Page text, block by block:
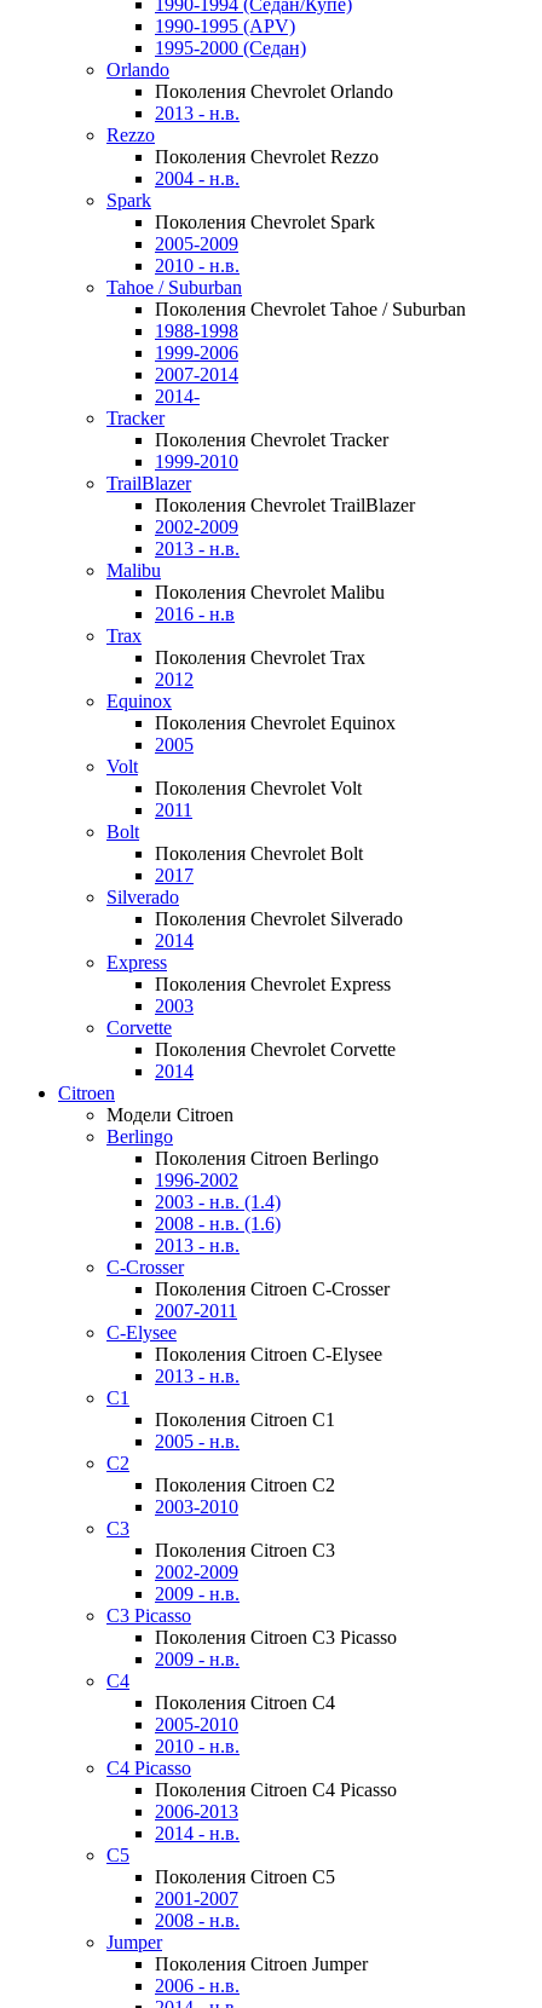
1990-1994 (Седан/Купе)
1990-1995 (APV)
1995-2000 (Седан)
Orlando
Поколения Chevrolet Orlando
2013 - н.в.
Rezzo
Поколения Chevrolet Rezzo
2004 - н.в.
Spark
Поколения Chevrolet Spark
2005-2009
2010 - н.в.
Tahoe / Suburban
Поколения Chevrolet Tahoe / Suburban
1988-1998
1999-2006
2007-2014
2014-
Tracker
Поколения Chevrolet Tracker
1999-2010
TrailBlazer
Поколения Chevrolet TrailBlazer
2002-2009
2013 - н.в.
Malibu
Поколения Chevrolet Malibu
2016 - н.в
Trax
Поколения Chevrolet Trax
2012
Equinox
Поколения Chevrolet Equinox
2005
Volt
Поколения Chevrolet Volt
2011
Bolt
Поколения Chevrolet Bolt
2017
Silverado
Поколения Chevrolet Silverado
2014
Express
Поколения Chevrolet Express
2003
Corvette
Поколения Chevrolet Corvette
2014
Citroen
Модели Citroen
Berlingo
Поколения Citroen Berlingo
1996-2002
2003 - н.в. (1.4)
2008 - н.в. (1.6)
2013 - н.в.
C-Crosser
Поколения Citroen C-Crosser
2007-2011
C-Elysee
Поколения Citroen C-Elysee
2013 - н.в.
C1
Поколения Citroen C1
2005 - н.в.
C2
Поколения Citroen C2
2003-2010
C3
Поколения Citroen C3
2002-2009
2009 - н.в.
C3 Picasso
Поколения Citroen C3 Picasso
2009 - н.в.
C4
Поколения Citroen C4
2005-2010
2010 - н.в.
C4 Picasso
Поколения Citroen C4 Picasso
2006-2013
2014 - н.в.
C5
Поколения Citroen C5
2001-2007
2008 - н.в.
Jumper
Поколения Citroen Jumper
2006 - н.в.